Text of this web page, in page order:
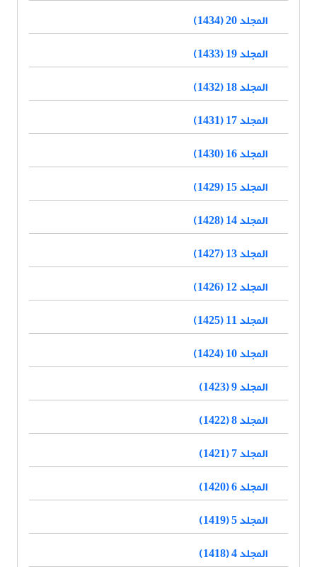
المجلد 20 (1434)
المجلد 19 (1433)
المجلد 18 (1432)
المجلد 17 (1431)
المجلد 16 (1430)
المجلد 15 (1429)
المجلد 14 (1428)
المجلد 13 (1427)
المجلد 12 (1426)
المجلد 11 (1425)
المجلد 10 (1424)
المجلد 9 (1423)
المجلد 8 (1422)
المجلد 7 (1421)
المجلد 6 (1420)
المجلد 5 (1419)
المجلد 4 (1418)